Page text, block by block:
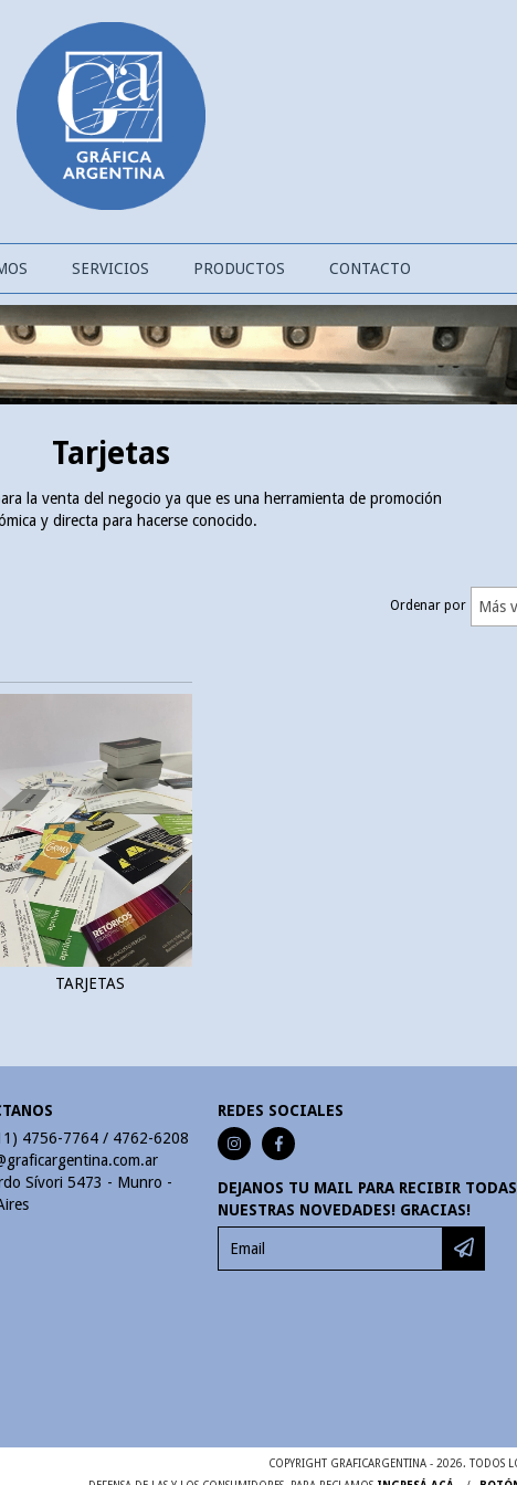
SERVICIOS PRODUCTOS CONTACTO
Tarjetas
la venta del negocio ya que es una herramienta de promoción
y directa para hacerse conocido.
Ordenar por
TARJETAS
4756-7764 / 4762-6208
Sívori 5473 - Munro -
REDES SOCIALES
DEJANOS TU MAIL PARA RECIBIR TODAS
NUESTRAS NOVEDADES! GRACIAS!
COPYRIGHT GRAFICARGENTINA - 2026. TODOS